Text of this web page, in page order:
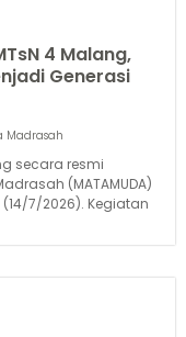
4 Malang,
Generasi
Madrasah
secara resmi
(MATAMUDA)
7/2026). Kegiatan